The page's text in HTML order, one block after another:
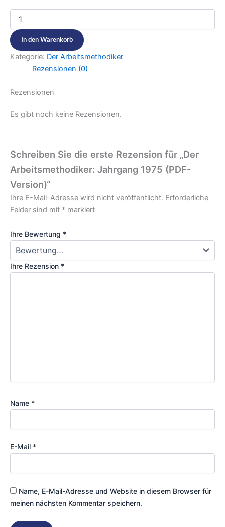
In den Warenkorb
Kategorie: Der Arbeitsmethodiker
Rezensionen (0)
Rezensionen
Es gibt noch keine Rezensionen.
Schreiben Sie die erste Rezension für „Der
Arbeitsmethodiker: Jahrgang 1975 (PDF-
Version)“
Ihre E-Mail-Adresse wird nicht veröffentlicht. Erforderliche
Felder sind mit * markiert
Ihre Bewertung *
Ihre Rezension *
Name *
E-Mail *
Name, E-Mail-Adresse und Website in diesem Browser für
meinen nächsten Kommentar speichern.